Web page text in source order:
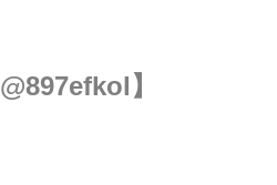
@897efkol 】